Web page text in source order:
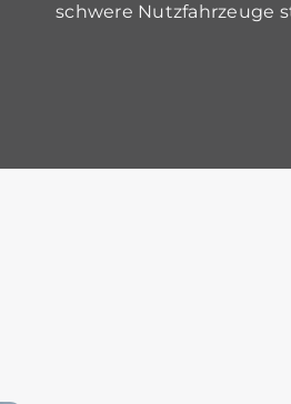
schwere Nutzfahrzeuge